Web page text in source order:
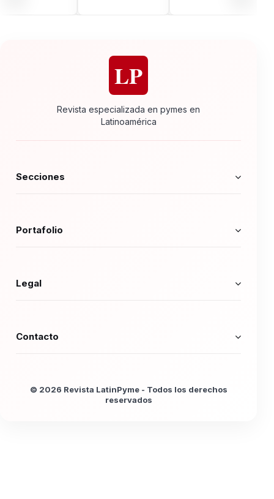
LP
Revista especializada en pymes en
Latinoamérica
Secciones
Portafolio
Legal
Contacto
© 2026 Revista LatinPyme - Todos los derechos
reservados